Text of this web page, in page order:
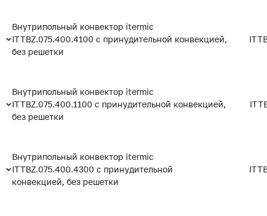
Внутрипольный конвектор itermic
ITTBZ.075.400.4100 с принудительной конвекцией,
без решетки
Внутрипольный конвектор itermic
ITTBZ.075.400.1100 с принудительной конвекцией,
без решетки
Внутрипольный конвектор itermic
ITTBZ.075.400.4300 с принудительной
конвекцией, без решетки